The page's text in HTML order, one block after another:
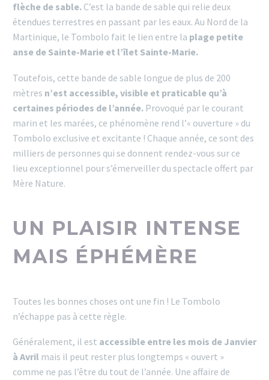
flèche de sable. C’est la bande de sable qui relie deux
étendues terrestres en passant par les eaux. Au Nord de la
Martinique, le Tombolo fait le lien entre la plage petite
anse de Sainte-Marie et l’îlet Sainte-Marie.
Toutefois, cette bande de sable longue de plus de 200
mètres n’est accessible, visible et praticable qu’à
certaines périodes de l’année. Provoqué par le courant
marin et les marées, ce phénomène rend l’« ouverture » du
Tombolo exclusive et excitante ! Chaque année, ce sont des
milliers de personnes qui se donnent rendez-vous sur ce
lieu exceptionnel pour s’émerveiller du spectacle offert par
Mère Nature.
UN PLAISIR INTENSE
MAIS ÉPHÉMÈRE
Toutes les bonnes choses ont une fin ! Le Tombolo
n’échappe pas à cette règle.
Généralement, il est accessible entre les mois de Janvier
à Avril mais il peut rester plus longtemps « ouvert »
comme ne pas l’être du tout de l’année. Une affaire de